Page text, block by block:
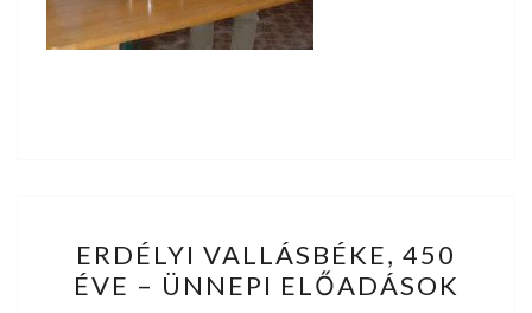
VALLÁSBÉKE,
450
ERDÉLYI VALLÁSBÉKE, 450
ÉVE – ÜNNEPI ELŐADÁSOK